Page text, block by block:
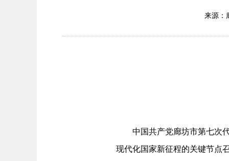
来源：
中国共产党廊坊市第七次代
现代化国家新征程的关键节点